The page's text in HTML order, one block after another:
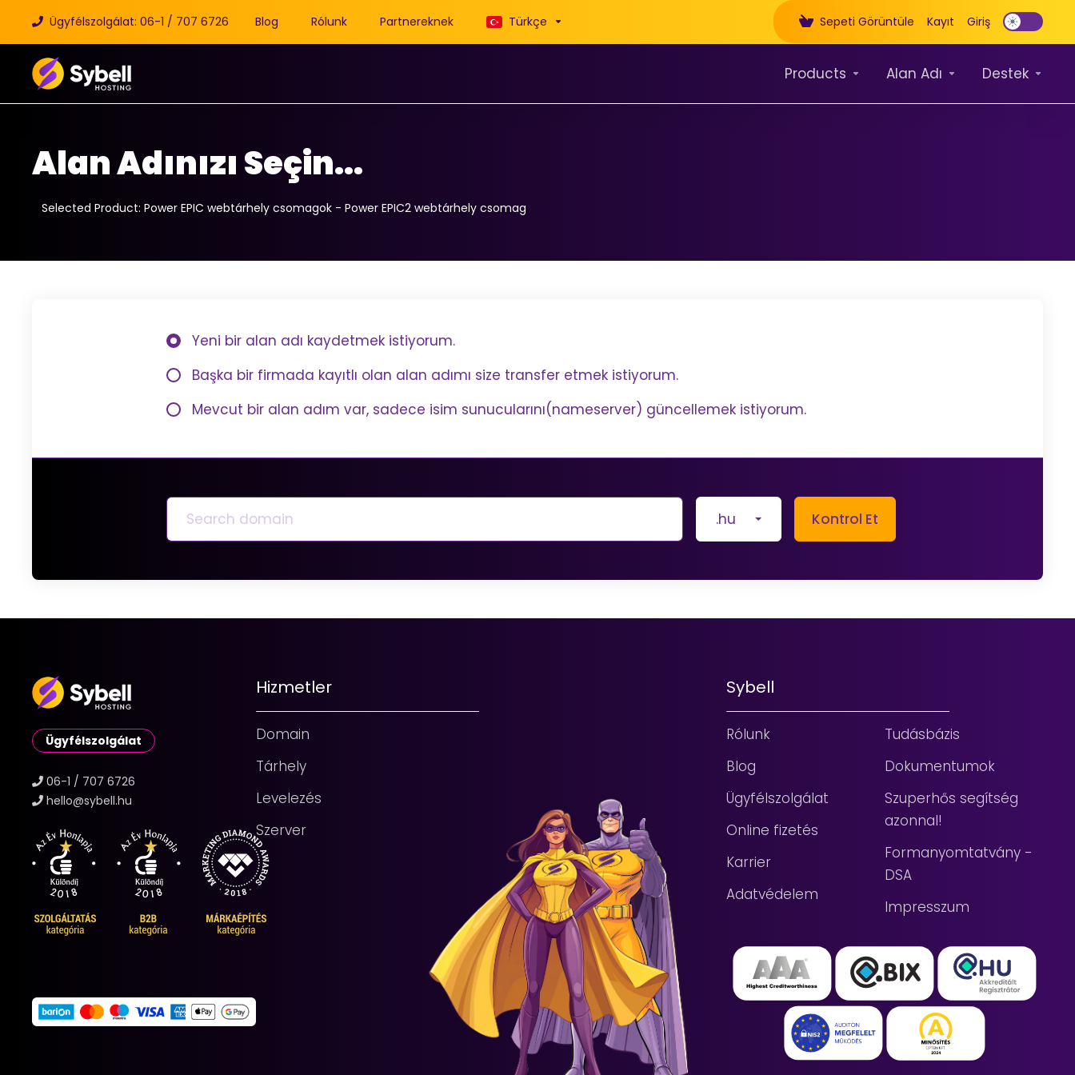
Ügyfélszolgálat: 06-1 / 707 6726 Blog Rólunk Partnereknek Türkçe Sepeti Görüntüle Kayıt Giriş
Products Alan Adı Destek
Alan Adınızı Seçin...
Selected Product: Power EPIC webtárhely csomagok - Power EPIC2 webtárhely csomag
Yeni bir alan adı kaydetmek istiyorum.
Başka bir firmada kayıtlı olan alan adımı size transfer etmek istiyorum.
Mevcut bir alan adım var, sadece isim sunucularını(nameserver) güncellemek istiyorum.
.hu Kontrol Et
Ügyfélszolgálat
06-1 / 707 6726
hello@sybell.hu
Hizmetler
Domain
Tárhely
Levelezés
Szerver
Sybell
Rólunk
Blog
Ügyfélszolgálat
Online fizetés
Karrier
Adatvédelem
Tudásbázis
Dokumentumok
Szuperhős segítség
azonnal!
Formanyomtatvány -
DSA
Impresszum